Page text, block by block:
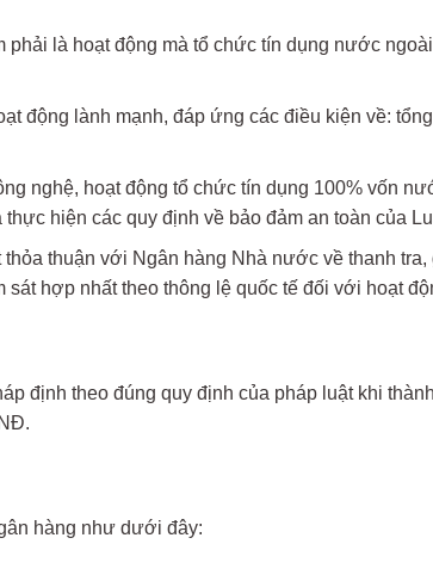
phải là hoạt động mà tổ chức tín dụng nước
động lành mạnh, đáp ứng các điều kiện về:
nghệ, hoạt động tổ chức tín dụng 100% vốn
hiện các quy định về bảo đảm an toàn của
thuận với Ngân hàng Nhà nước về thanh
sát hợp nhất theo thông lệ quốc tế đối với hoạt
định theo đúng quy định của pháp luật khi
hàng như dưới đây: